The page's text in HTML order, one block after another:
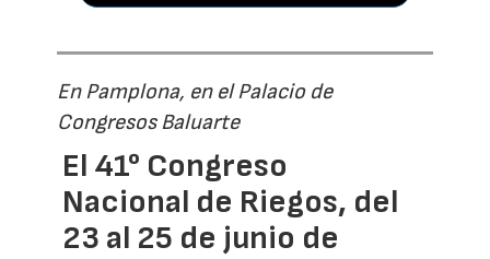
En Pamplona, en el Palacio de
Congresos Baluarte
El 41° Congreso
Nacional de Riegos, del
23 al 25 de junio de